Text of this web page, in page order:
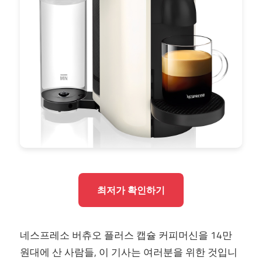
최저가 확인하기
네스프레소 버츄오 플러스 캡슐 커피머신을 14만
원대에 산 사람들, 이 기사는 여러분을 위한 것입니